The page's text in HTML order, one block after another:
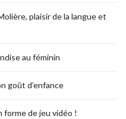
plaisir de la langue et
au féminin
goût d’enfance
forme de jeu vidéo !